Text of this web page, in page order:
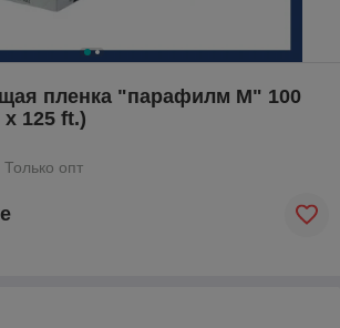
пленка "парафилм М" 100
125 ft.)
Только опт